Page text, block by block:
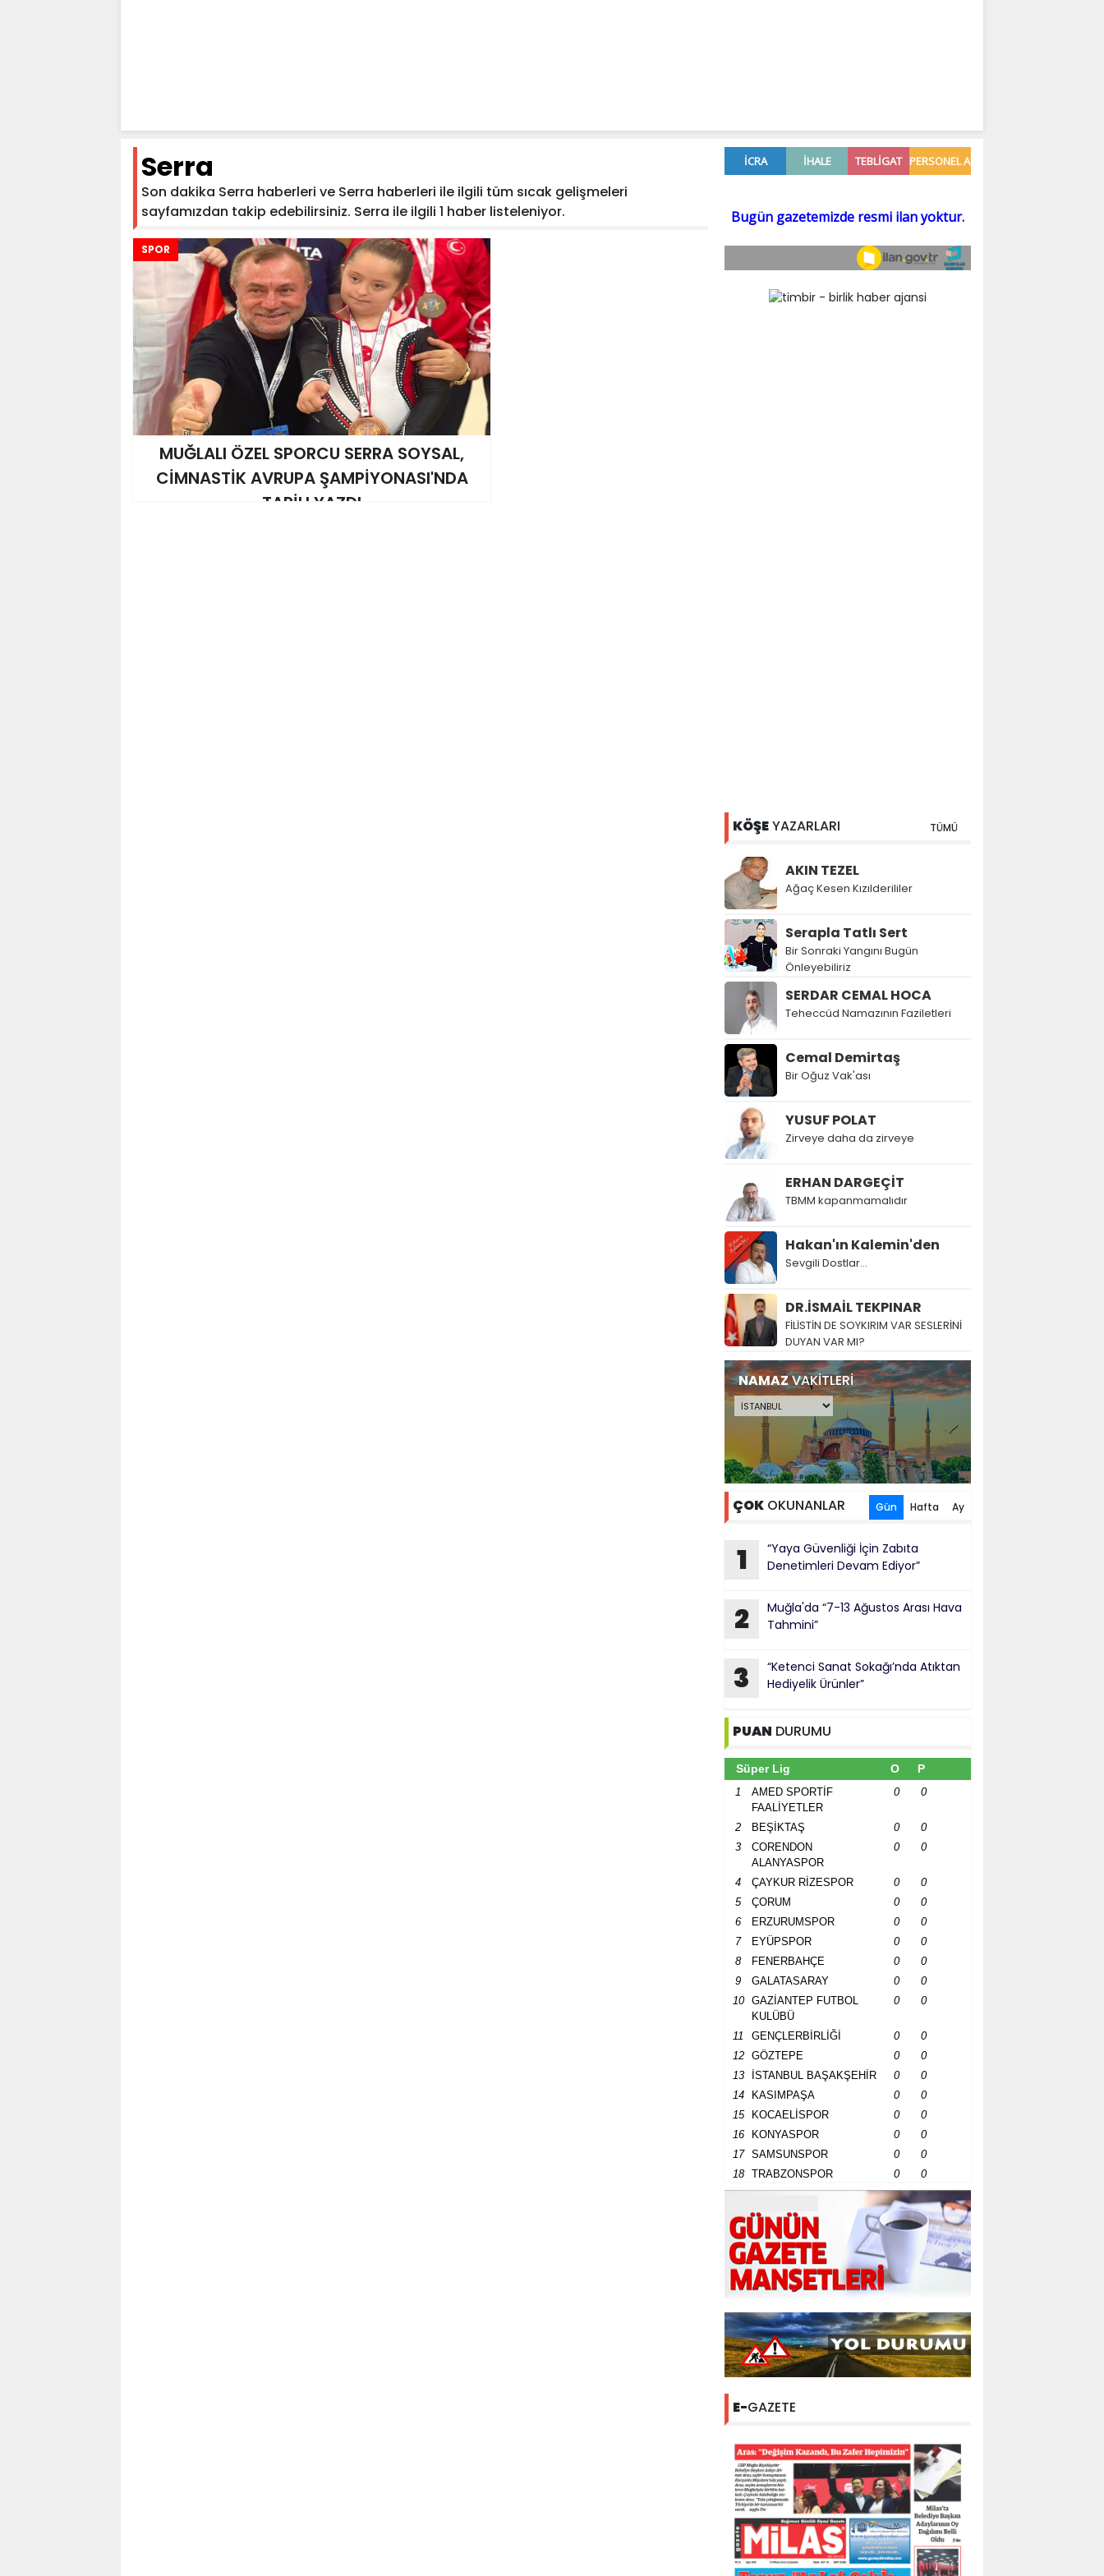
Serra
Son dakika Serra haberleri ve Serra haberleri ile ilgili tüm sıcak gelişmeleri
sayfamızdan takip edebilirsiniz. Serra ile ilgili 1 haber listeleniyor.
SPOR
MUĞLALI ÖZEL SPORCU SERRA SOYSAL,
CİMNASTİK AVRUPA ŞAMPİYONASI'NDA
TARİH YAZDI
KÖŞEYAZARLARI TÜMÜ
AKIN TEZEL
Ağaç Kesen Kızılderililer
Serapla Tatlı Sert
Bir Sonraki Yangını Bugün
Önleyebiliriz
SERDAR CEMAL HOCA
Teheccüd Namazının Faziletleri
Cemal Demirtaş
Bir Oğuz Vak'ası
YUSUF POLAT
Zirveye daha da zirveye
ERHAN DARGEÇİT
TBMM kapanmamalıdır
Hakan'ın Kalemin'den
Sevgili Dostlar...
DR.İSMAİL TEKPINAR
FİLİSTİN DE SOYKIRIM VAR SESLERİNİ
DUYAN VAR MI?
NAMAZVAKİTLERİ
ÇOK OKUNANLAR Gün Hafta Ay
1
“Yaya Güvenliği İçin Zabıta
Denetimleri Devam Ediyor”
2
Muğla'da “7-13 Ağustos Arası Hava
Tahmini”
3
“Ketenci Sanat Sokağı’nda Atıktan
Hediyelik Ürünler”
PUAN DURUMU
Süper Lig O P
1
AMED SPORTİF
FAALİYETLER
0 0
2 BEŞİKTAŞ 0
0
3
CORENDON
ALANYASPOR
0 0
4 ÇAYKUR RİZESPOR 0
0
5
ÇORUM 0
0
6
ERZURUMSPOR 0
0
7
EYÜPSPOR 0
0
8
FENERBAHÇE 0
0
9
GALATASARAY 0
0
10
GAZİANTEP FUTBOL
KULÜBÜ
0 0
11 GENÇLERBİRLİĞİ 0
0
12
GÖZTEPE 0
0
13
İSTANBUL BAŞAKŞEHİR 0
0
14
KASIMPAŞA 0
0
15
KOCAELİSPOR 0
0
16
KONYASPOR 0
0
17
SAMSUNSPOR 0
0
18
TRABZONSPOR 0 0
E-GAZETE